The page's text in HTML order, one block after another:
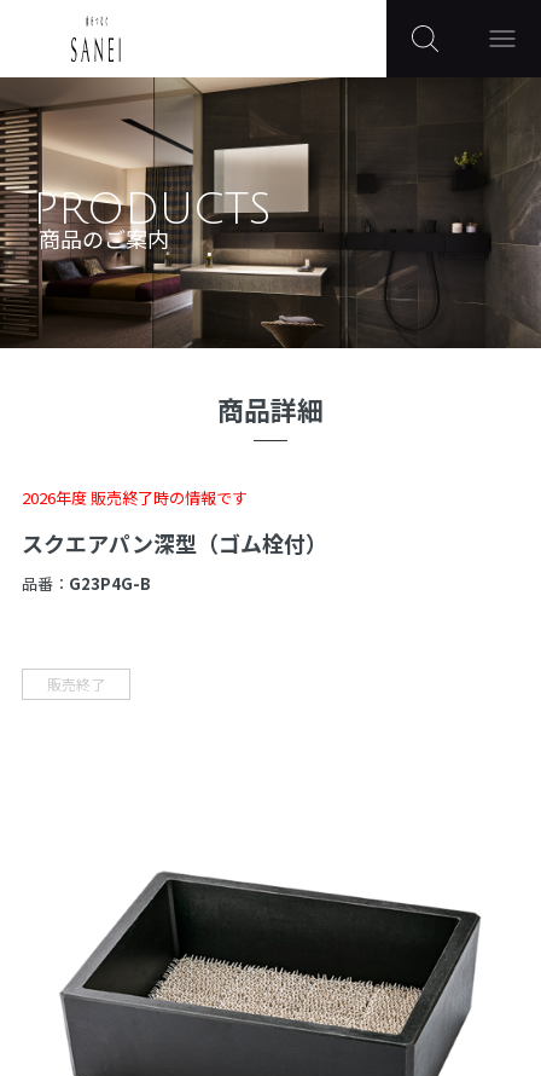
PRODUCTS
商品のご案内
商品詳細
2026年度 販売終了時の情報です
スクエアパン深型（ゴム栓付）
品番： G23P4G-B
販売終了